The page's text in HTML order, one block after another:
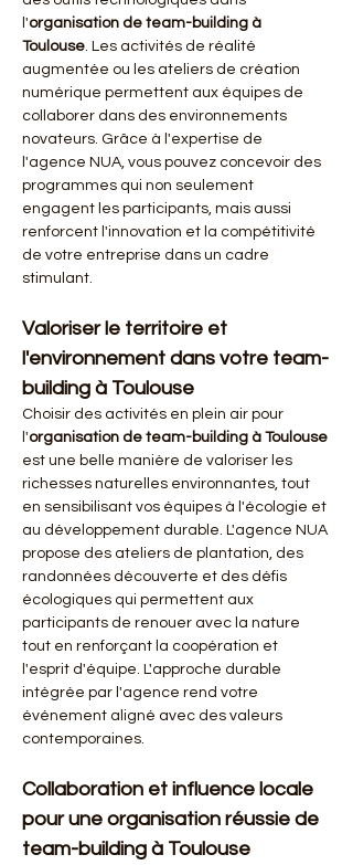
l'organisation de team-building à
Toulouse. Les activités de réalité
augmentée ou les ateliers de création
numérique permettent aux équipes de
collaborer dans des environnements
novateurs. Grâce à l'expertise de
l'agence NUA, vous pouvez concevoir des
programmes qui non seulement
engagent les participants, mais aussi
renforcent l'innovation et la compétitivité
de votre entreprise dans un cadre
stimulant.
Valoriser le territoire et
l'environnement dans votre team-
building à Toulouse
Choisir des activités en plein air pour
l'organisation de team-building à Toulouse
est une belle manière de valoriser les
richesses naturelles environnantes, tout
en sensibilisant vos équipes à l'écologie et
au développement durable. L'agence NUA
propose des ateliers de plantation, des
randonnées découverte et des défis
écologiques qui permettent aux
participants de renouer avec la nature
tout en renforçant la coopération et
l'esprit d'équipe. L'approche durable
intégrée par l'agence rend votre
événement aligné avec des valeurs
contemporaines.
Collaboration et influence locale
pour une organisation réussie de
team-building à Toulouse